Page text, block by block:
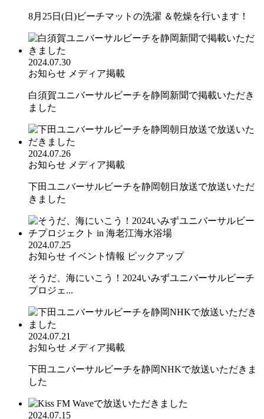
8月25日(日)ビーチマットの洗濯 ＆乾燥を行います！
2024.07.30
お知らせ メディア掲載
白須賀ユニバーサルビーチを静岡新聞で掲載いただき
ました
2024.07.26
お知らせ メディア掲載
下田ユニバーサルビーチを静岡朝日放送で放送いただ
きました
2024.07.25
お知らせ イベント情報 ピックアップ
そうだ、海にいこう！2024いみずユニバーサルビーチ
プロジェ...
2024.07.21
お知らせ メディア掲載
下田ユニバーサルビーチを静岡NHKで放送いただきま
した
2024.07.15